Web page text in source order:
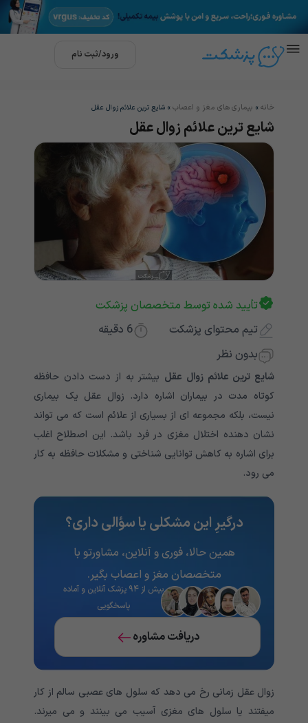
ورود/ثبت نام
خانه » بیماری های مغز و اعصاب » شایع ترین علائم زوال عقل
شایع ترین علائم زوال عقل
تأیید شده توسط متخصصان پزشکت
تیم محتوای پزشکت
6 دقیقه
بدون نظر
شایع ترین علائم زوال عقل بیشتر به از دست دادن حافظه
کوتاه مدت در بیماران اشاره دارد. زوال عقل یک بیماری
نیست، بلکه مجموعه ای از بسیاری از علائم است که می تواند
نشان دهنده اختلال مغزی در فرد باشد. این اصطلاح اغلب
برای اشاره به کاهش توانایی شناختی و مشکلات حافظه به کار
می رود.
درگیرِ این مشکلی یا سؤالی داری؟
همین حالا، فوری و آنلاین، مشاورتو با
متخصصان مغز و اعصاب بگیر.
بیش از ۹۴ پزشک آنلاین و آماده
پاسخگویی
دریافت مشاوره
زوال عقل زمانی رخ می دهد که سلول های عصبی سالم از کار
میفتند یا سلول های مغزی آسیب می بینند و می میرند.